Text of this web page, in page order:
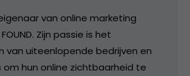
van online marketing
Zijn passie is het
van uiteenlopende bedrijven en
om hun online zichtbaarheid te